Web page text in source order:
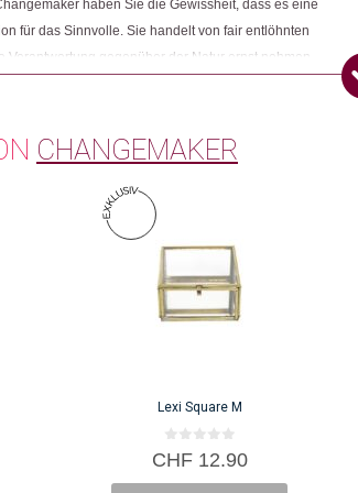
haben Sie die Gewissheit, dass es eine
für das Sinnvolle. Sie handelt von fair entlöhnten
gegenüber der Natur ernst nehmen.
CHANGEMAKER
Lexi Square M
0
v
CHF12.90